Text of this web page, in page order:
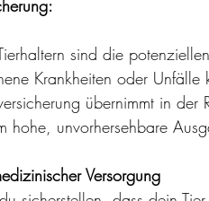
sind die
Krankheiten oder Unfälle
übernimmt in
hohe, unvorhersehbare
Versorgung